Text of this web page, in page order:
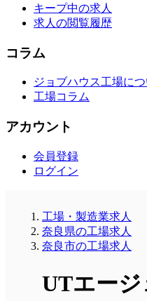
キープ中の求人
求人の閲覧履歴
コラム
ジョブハウス工場につ
工場コラム
アカウント
会員登録
ログイン
工場・製造業求人
奈良県の工場求人
奈良市の工場求人
UTエー